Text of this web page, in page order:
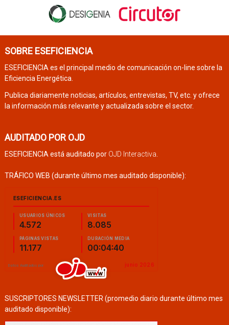
SOBRE ESEFICIENCIA
ESEFICIENCIA es el principal medio de comunicación on-line sobre la
Eficiencia Energética.
Publica diariamente noticias, artículos, entrevistas, TV, etc. y ofrece
la información más relevante y actualizada sobre el sector.
AUDITADO POR OJD
ESEFICIENCIA está auditado por OJD Interactiva
TRÁFICO WEB (durante último mes auditado disponible):
SUSCRIPTORES NEWSLETTER (promedio diario durante último mes
auditado disponible):